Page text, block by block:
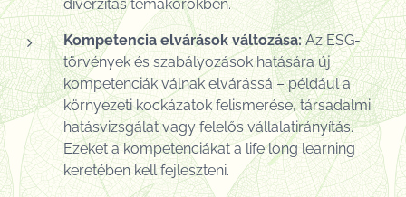
diverzitás témakörökben.
Kompetencia elvárások változása:Az ESG-
törvények és szabályozások hatására új
kompetenciák válnak elvárássá – például a
környezeti kockázatok felismerése, társadalmi
hatásvizsgálat vagy felelős vállalatirányítás.
Ezeket a kompetenciákat a life long learning
keretében kell fejleszteni.